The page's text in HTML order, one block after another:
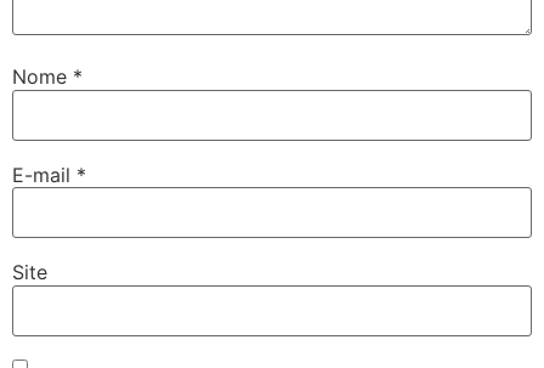
Nome *
E-mail *
Site